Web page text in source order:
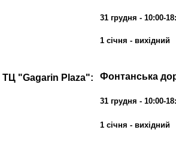
31 грудня - 10:00-
1 січня - вихідний
ТЦ "Gagarin Plaza": Фонтанська
31 грудня - 10:00-
1 січня - вихідний